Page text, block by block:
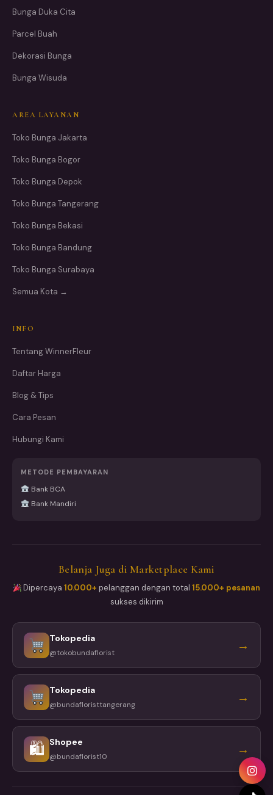
Bunga Duka Cita
Parcel Buah
Dekorasi Bunga
Bunga Wisuda
AREA LAYANAN
Toko Bunga Jakarta
Toko Bunga Bogor
Toko Bunga Depok
Toko Bunga Tangerang
Toko Bunga Bekasi
Toko Bunga Bandung
Toko Bunga Surabaya
Semua Kota →
INFO
Tentang WinnerFleur
Daftar Harga
Blog & Tips
Cara Pesan
Hubungi Kami
METODE PEMBAYARAN
Bank BCA
Bank Mandiri
Belanja Juga di Marketplace Kami
Dipercaya10.000+ pelanggan dengan total15.000+ pesanan
sukses dikirim
Tokopedia
@tokobundaflorist →
Tokopedia
@bundafloristtangerang →
🛍 Shopee
@bundaflorist10 →